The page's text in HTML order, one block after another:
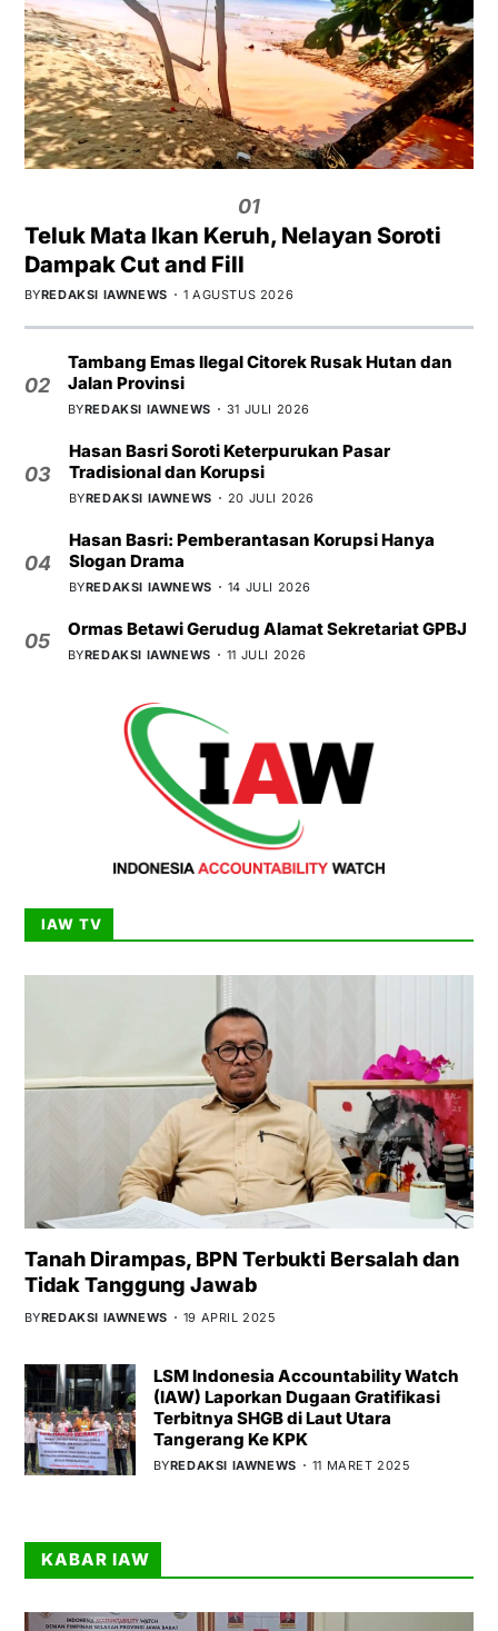
01
Teluk Mata Ikan Keruh, Nelayan Soroti
Dampak Cut and Fill
BYREDAKSI IAWNEWS 1 AGUSTUS 2026
02
Tambang Emas Ilegal Citorek Rusak Hutan dan
Jalan Provinsi
BYREDAKSI IAWNEWS 31 JULI 2026
03
Hasan Basri Soroti Keterpurukan Pasar
Tradisional dan Korupsi
BYREDAKSI IAWNEWS 20 JULI 2026
04
Hasan Basri: Pemberantasan Korupsi Hanya
Slogan Drama
BYREDAKSI IAWNEWS 14 JULI 2026
05
Ormas Betawi Gerudug Alamat Sekretariat GPBJ
BYREDAKSI IAWNEWS 11 JULI 2026
IAW TV
Tanah Dirampas, BPN Terbukti Bersalah dan
Tidak Tanggung Jawab
BYREDAKSI IAWNEWS 19 APRIL 2025
LSM Indonesia Accountability Watch
(IAW) Laporkan Dugaan Gratifikasi
Terbitnya SHGB di Laut Utara
Tangerang Ke KPK
BYREDAKSI IAWNEWS 11 MARET 2025
KABAR IAW